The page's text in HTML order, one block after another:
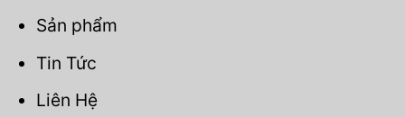
Sản phẩm
Tin Tức
Liên Hệ